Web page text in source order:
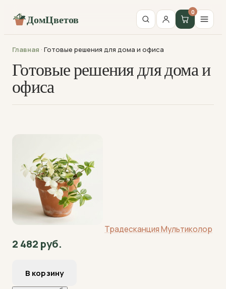
ДомЦветов
0
Главная · Готовые решения для дома и офиса
Готовые решения для дома и
офиса
Традесканция Мультиколор
2 482 руб.